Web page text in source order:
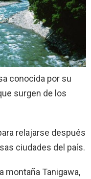
conocida por su
surgen de los
relajarse después
ciudades del país.
montaña Tanigawa,